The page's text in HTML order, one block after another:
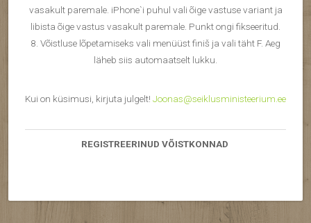
vasakult paremale. iPhone`i puhul vali õige vastuse variant ja
libista õige vastus vasakult paremale. Punkt ongi fikseeritud.
8. Võistluse lõpetamiseks vali menüüst finiš ja vali täht F. Aeg
läheb siis automaatselt lukku.
Kui on küsimusi, kirjuta julgelt! Joonas@seiklusministeerium.ee
REGISTREERINUD VÕISTKONNAD